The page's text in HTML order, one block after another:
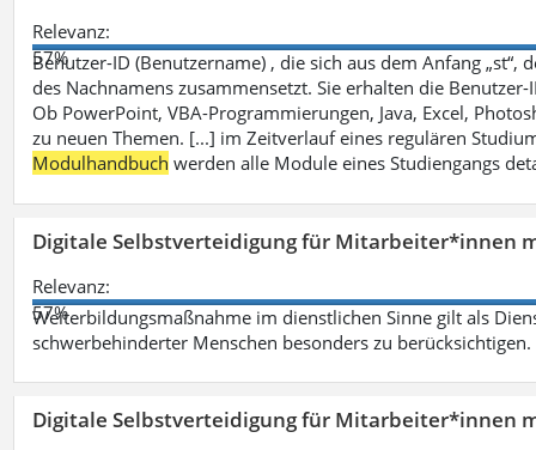
Relevanz:
57%
Benutzer-ID (Benutzername) , die sich aus dem Anfang „st“,
des Nachnamens zusammensetzt. Sie erhalten die
Ob PowerPoint, VBA-Programmierungen, Java, Excel,
zu neuen Themen. [...] im Zeitverlauf eines regulären
Modulhandbuch werden alle Module eines Studiengangs
Digitale Selbstverteidigung für Mitarbeiter*innen
Relevanz:
57%
Weiterbildungsmaßnahme im dienstlichen Sinne gilt als
schwerbehinderter Menschen besonders zu berücksichtigen.
Digitale Selbstverteidigung für Mitarbeiter*innen